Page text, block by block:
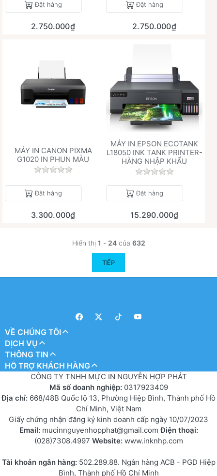
Đặt hàng
2.750.000₫
Đặt hàng
2.750.000₫
MÁY IN CANON PIXMA
G1020 IN PHUN MÀU
Chưa có đánh giá nào cho sản phẩm này.
Đặt hàng
3.300.000₫
MÁY IN EPSON ECOTANK
L18050 INK TANK PRINTER-
HÀNG NHẬP KHẨU
Chưa có đánh giá
Đặt hàng
15.290.000₫
Hiển thị 1 - 24của 632
TIẾP
VỀ CHÚNG TÔI
DỊCH VỤ
THÔNG TIN
HỖ TRỢ KHÁCH HÀNG
CÔNG TY TNHH MỰC IN NGUYỄN HỢP PHÁT
Mã số doanh nghiệp: 0317923409
Địa chỉ: 668/48B Quốc lộ 13, Phường Hiệp Bình, Thành phố Hồ
Chí Minh, Việt Nam
Giấy chứng nhận đăng ký kinh doanh cấp ngày 10/07/2023
Email: mucinnguyenhopphat@gmail.comĐiện thoại:
(028)7308.4997 Website: www.inknhp.com
Tài khoản ngân hàng: 502.289.88. Ngân hàng ACB - PGD Hiệp
Bình, Thành phố Hồ Chí Minh